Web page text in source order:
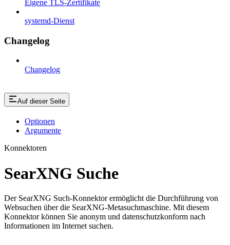
Eigene TLS-Zertifikate
systemd-Dienst
Changelog
Changelog
Auf dieser Seite
Optionen
Argumente
Konnektoren
SearXNG Suche
Der SearXNG Such-Konnektor ermöglicht die Durchführung von
Websuchen über die SearXNG-Metasuchmaschine. Mit diesem
Konnektor können Sie anonym und datenschutzkonform nach
Informationen im Internet suchen.